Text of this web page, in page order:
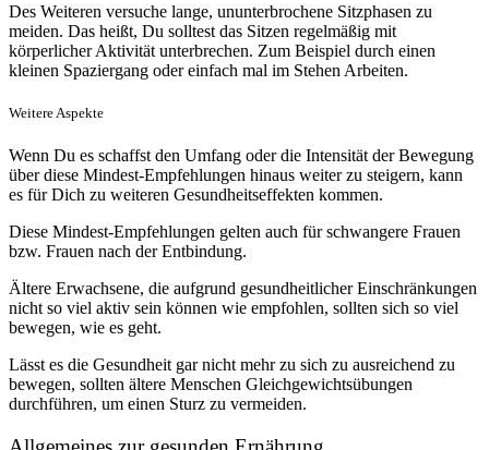
Des Weiteren versuche lange, ununterbrochene Sitzphasen zu
meiden. Das heißt, Du solltest das Sitzen regelmäßig mit
körperlicher Aktivität unterbrechen. Zum Beispiel durch einen
kleinen Spaziergang oder einfach mal im Stehen Arbeiten.
Weitere Aspekte
Wenn Du es schaffst den Umfang oder die Intensität der Bewegung
über diese Mindest-Empfehlungen hinaus weiter zu steigern, kann
es für Dich zu weiteren Gesundheitseffekten kommen.
Diese Mindest-Empfehlungen gelten auch für schwangere Frauen
bzw. Frauen nach der Entbindung.
Ältere Erwachsene, die aufgrund gesundheitlicher Einschränkungen
nicht so viel aktiv sein können wie empfohlen, sollten sich so viel
bewegen, wie es geht.
Lässt es die Gesundheit gar nicht mehr zu sich zu ausreichend zu
bewegen, sollten ältere Menschen Gleichgewichtsübungen
durchführen, um einen Sturz zu vermeiden.